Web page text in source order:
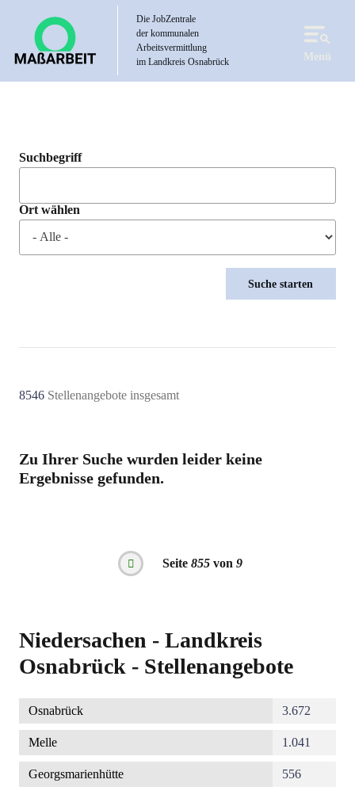
Die JobZentrale
der kommunalen
Arbeitsvermittlung
im Landkreis Osnabrück
Menü
Suchbegriff
Ort wählen
8546 Stellenangebote insgesamt
Zu Ihrer Suche wurden leider keine
Ergebnisse gefunden.
Seitennummerierung
Vorherige
Seite
Seite 855 von 9
Niedersachen - Landkreis
Osnabrück - Stellenangebote
Osnabrück 3.672
Melle 1.041
Georgsmarienhütte 556